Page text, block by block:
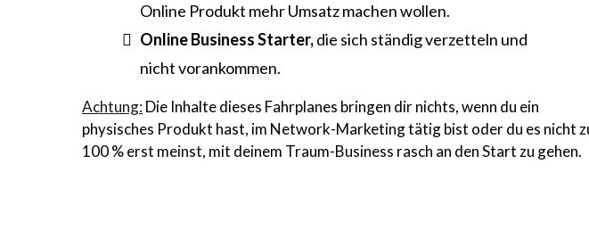
Online Produkt mehr Umsatz machen wollen.
Online Business Starter,die sich ständig verzetteln und
nicht vorankommen.
Achtung: Die Inhalte dieses Fahrplanes bringen dir nichts, wenn du ein
physisches Produkt hast, im Network-Marketing tätig bist oder du es nicht
100 % erst meinst, mit deinem Traum-Business rasch an den Start zu gehen.